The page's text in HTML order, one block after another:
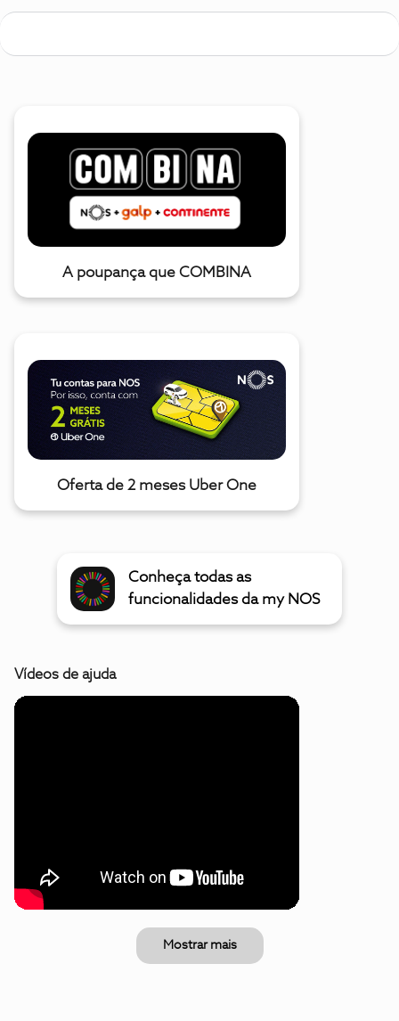
A poupança que COMBINA
Oferta de 2 meses Uber One
Conheça todas as
funcionalidades da my NOS
Vídeos de ajuda
Mostrar mais